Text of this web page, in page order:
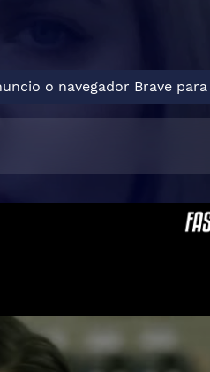
o navegador Brave